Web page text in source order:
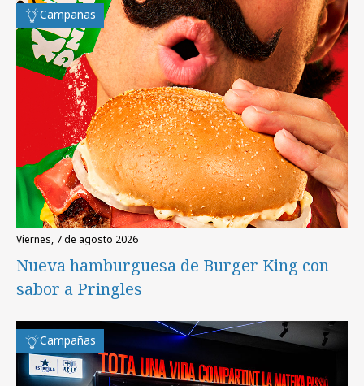
Campañas
viernes, 7 de agosto 2026
Nueva hamburguesa de Burger King con
sabor a Pringles
Campañas